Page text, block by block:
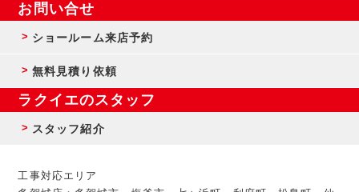
お問い合せ
ショールーム来店予約
無料見積り依頼
ラクイエのスタッフ
スタッフ紹介
工事対応エリア